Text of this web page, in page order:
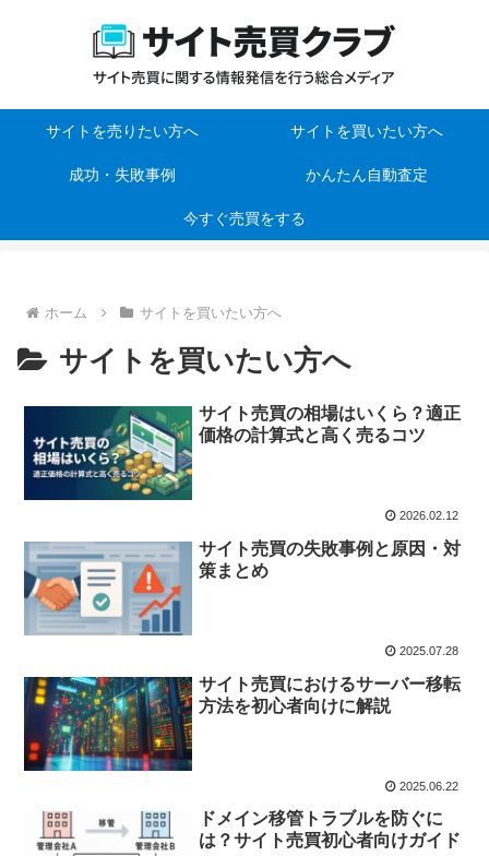
サイトを売りたい方へ サイトを買いたい方へ
成功・失敗事例 かんたん自動査定
今すぐ売買をする
ホーム サイトを買いたい方へ
サイトを買いたい方へ
サイト売買の相場はいくら？適正
価格の計算式と高く売るコツ
2026.02.12
サイト売買の失敗事例と原因・対
策まとめ
2025.07.28
サイト売買におけるサーバー移転
方法を初心者向けに解説
2025.06.22
ドメイン移管トラブルを防ぐに
は？サイト売買初心者向けガイド